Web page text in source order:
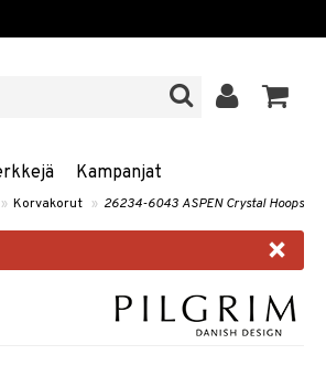
Kampanjat
» Korvakorut » 26234-6043 ASPEN Crystal Hoops
×